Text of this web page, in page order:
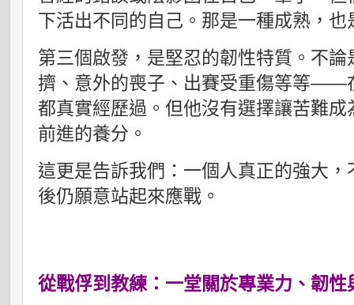
下活出不同的自己。那是一種成熟，也
第三個啟發，是堅忍的韌性特質。不
擠、意外的喪子、出賽受重傷等等——
都真實經歷過。但他沒有選擇讓苦難
前進的養分。
這更是告訴我們：一個人真正的強大
後仍願意站起來應戰。
從戰俘到教練：一堂關於專業力、韌性